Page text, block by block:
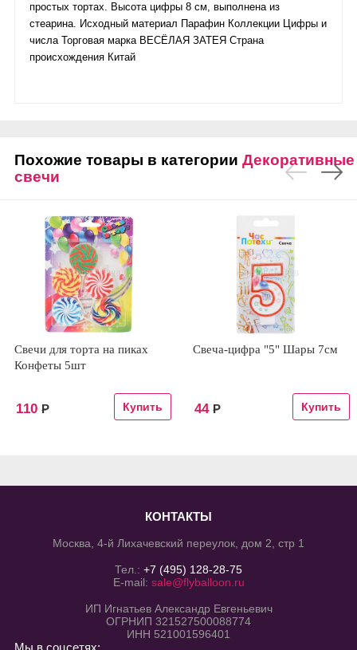
простых тортах. Высота цифры 8 см, выполнена из
стеарина. Исходный материал Парафин Коллекции Цифры и
числа Торговая марка ВЕСЁЛАЯ ЗАТЕЯ Страна
происхождения Китай
Похожие товары в категории Декоративные
свечи
Свечи для торта на пиках
Конфеты 5шт
110 Р
Свеча-цифра "5" Шары 7см
44 Р
КОНТАКТЫ
Москва, 4-й Лихачевский переулок, дом 2, стр 1
Тел.: +7 (495) 128-28-75
E-mail: sale@flyballoon.ru
ИП Игнатьев Александр Евгеньевич
ОГРНИП 321527500088774
ИНН 521001596401
Мы в соцсетях: